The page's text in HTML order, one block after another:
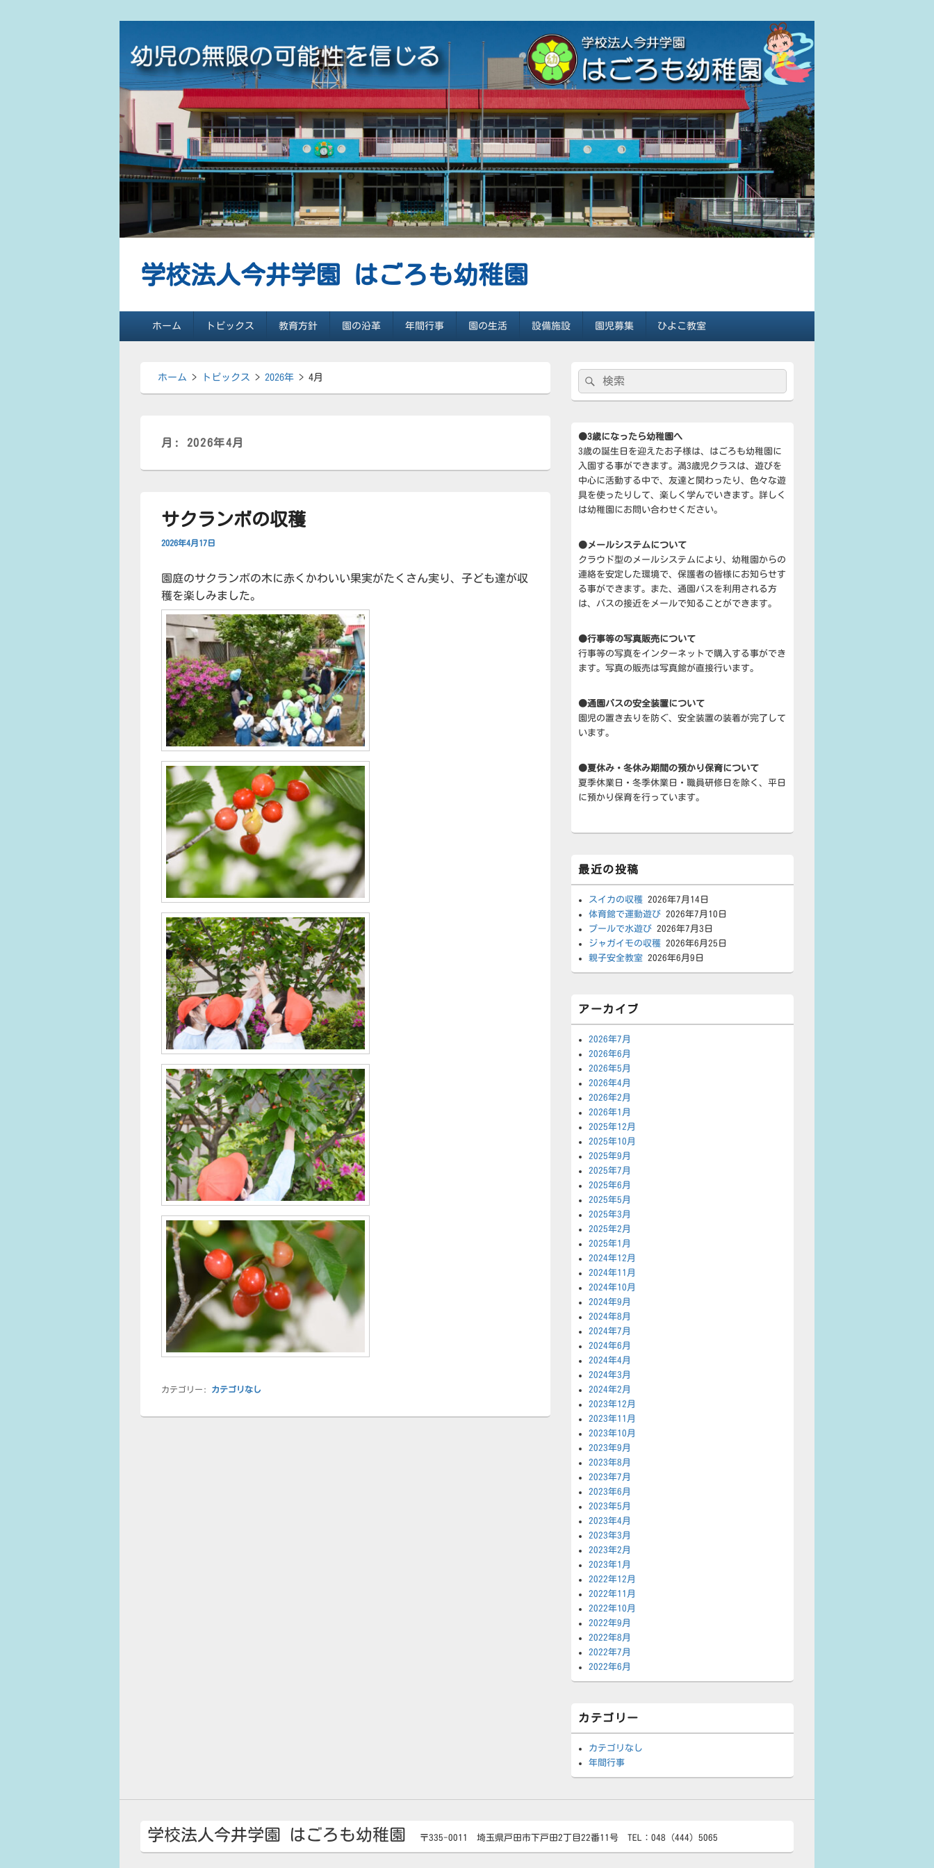
学校法人今井学園 はごろも幼稚園
ホーム トピックス 教育方針 園の沿革 年間行事 園の生活 設備施設 園児募集 ひよこ教室
ホーム > トピックス > 2026年 > 4月
月: 2026年4月
サクランボの収穫
2026年4月17日
園庭のサクランボの木に赤くかわいい果実がたくさん実り、子ども達が収
穫を楽しみました。
カテゴリー: カテゴリなし
ン
ー
ウ
ィ
エ
索:
検
索
●3歳になったら幼稚園へ
3歳の誕生日を迎えたお子様は、はごろも幼稚園に
入園する事ができます。満3歳児クラスは、遊びを
中心に活動する中で、友達と関わったり、色々な遊
具を使ったりして、楽しく学んでいきます。詳しく
は幼稚園にお問い合わせください。
●メールシステムについて
クラウド型のメールシステムにより、幼稚園からの
連絡を安定した環境で、保護者の皆様にお知らせす
る事ができます。また、通園バスを利用される方
は、バスの接近をメールで知ることができます。
●行事等の写真販売について
行事等の写真をインターネットで購入する事ができ
ます。写真の販売は写真館が直接行います。
●通園バスの安全装置について
園児の置き去りを防ぐ、安全装置の装着が完了して
います。
●夏休み・冬休み期間の預かり保育について
夏季休業日・冬季休業日・職員研修日を除く、平日
に預かり保育を行っています。
最近の投稿
スイカの収穫 2026年7月14日
体育館で運動遊び 2026年7月10日
プールで水遊び 2026年7月3日
ジャガイモの収穫 2026年6月25日
親子安全教室 2026年6月9日
アーカイブ
2026年7月
2026年6月
2026年5月
2026年4月
2026年2月
2026年1月
2025年12月
2025年10月
2025年9月
2025年7月
2025年6月
2025年5月
2025年3月
2025年2月
2025年1月
2024年12月
2024年11月
2024年10月
2024年9月
2024年8月
2024年7月
2024年6月
2024年4月
2024年3月
2024年2月
2023年12月
2023年11月
2023年10月
2023年9月
2023年8月
2023年7月
2023年6月
2023年5月
2023年4月
2023年3月
2023年2月
2023年1月
2022年12月
2022年11月
2022年10月
2022年9月
2022年8月
2022年7月
2022年6月
カテゴリー
カテゴリなし
年間行事
学校法人今井学園 はごろも幼稚園 〒335-0011 埼玉県戸田市下戸田2丁目22番11号 TEL：048（444）5065